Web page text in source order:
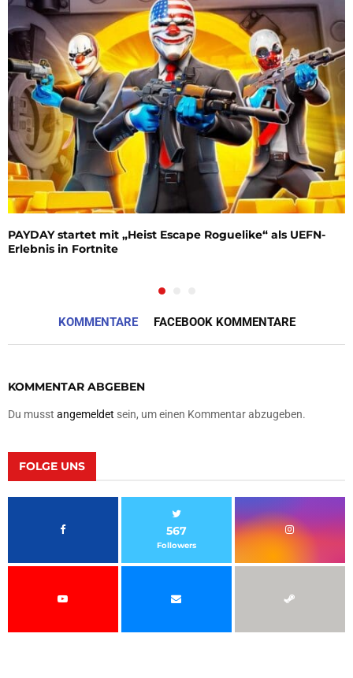
PAYDAY startet mit „Heist Escape Roguelike“ als UEFN-
Erlebnis in Fortnite
KOMMENTARE FACEBOOK KOMMENTARE
KOMMENTAR ABGEBEN
Du musst angemeldet sein, um einen Kommentar abzugeben.
FOLGE UNS
567
Followers